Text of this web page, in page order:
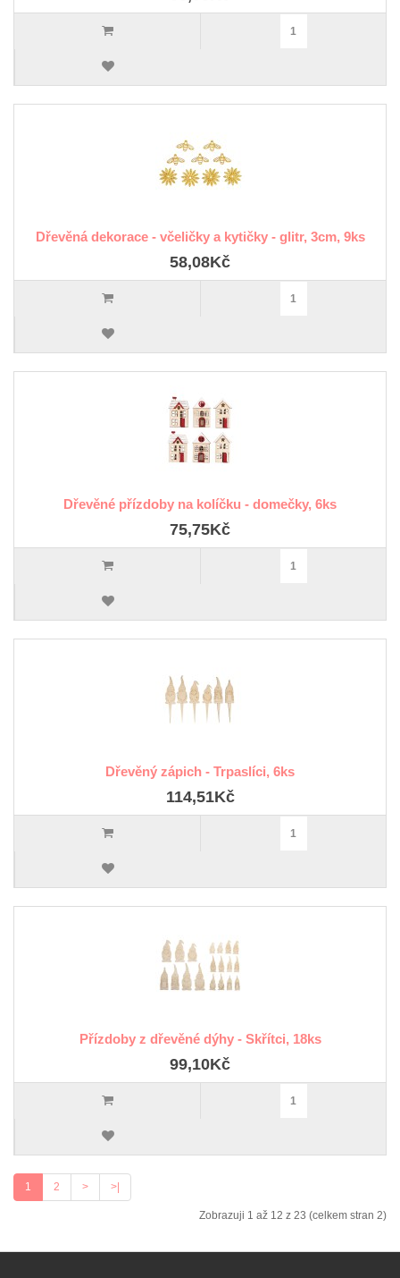
Dřevěná dekorace - včeličky a kytičky - glitr, 3cm, 9ks
58,08Kč
Dřevěné přízdoby na kolíčku - domečky, 6ks
75,75Kč
Dřevěný zápich - Trpaslíci, 6ks
114,51Kč
Přízdoby z dřevěné dýhy - Skřítci, 18ks
99,10Kč
1 2 > >|
Zobrazuji 1 až 12 z 23 (celkem stran 2)